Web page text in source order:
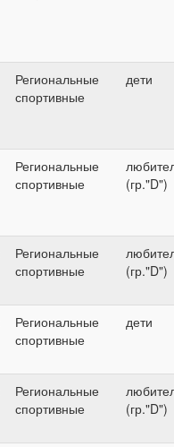
Региональные
спортивные
дети
Региональные
спортивные
(гр."D")
Региональные
спортивные
(гр."D")
Региональные
спортивные
дети
Региональные
спортивные
(гр."D")